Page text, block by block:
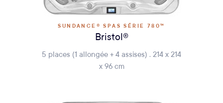
SUNDANCE® SPAS SÉRIE 780™
Bristol®
5 places (1 allongée + 4 assises) . 214 x 214
x 96 cm